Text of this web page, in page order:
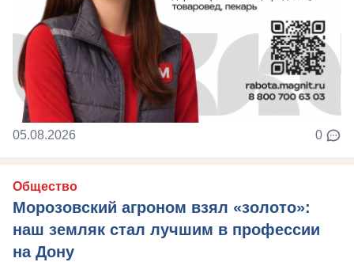
05.08.2026 0
Общество
Морозовский агроном взял «золото»:
наш земляк стал лучшим в профессии
на Дону